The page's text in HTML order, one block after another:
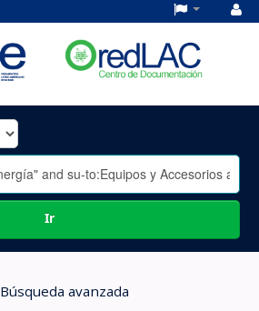
Ir
Búsqueda avanzada